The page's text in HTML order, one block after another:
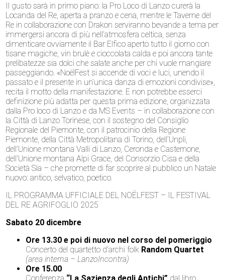
Il gusto sarà in primo piano: la Pro Loco di Lanzo curerà la
Locanda del Re, aperta a pranzo e cena, mentre le Taverne del
Re in collaborazione con Drakon serviranno bevande a tema per
immergersi ancora di più nell’atmosfera celtica, senza
dimenticare ovviamente il Bar Elfico aperto tutto il giorno con
tisane magiche, vin brulè e cioccolata calda e poi ancora tante
prelibatezze sia dolci che salate anche per chi vuole mangiare
passeggiando. «NoëlFest si accende di voci e luci, unendo il
passato e il presente in un’unica danza di emozioni condivise»,
recita il motto della manifestazione. E non potrebbe esserci
definizione più adatta per questa prima edizione, organizzata
dalla Pro loco di Lanzo e da MS Events – in collaborazione con
la Città di Lanzo Torinese, con il sostegno del Consiglio
Regionale del Piemonte, con il patrocinio della Regione
Piemonte, della Città Metropolitana di Torino, dell’Unpli,
dell’Unione montana Valli di Lanzo, Ceronda e Casternone,
dell’Unione montana Alpi Grace, del Consorzio Cisa e della
Società Sia – che promette di far scoprire al pubblico un Natale
nuovo: antico, selvatico, poetico.
IL PROGRAMMA UFFICIALE DEL NOËLFEST – IL FESTIVAL
DEL RE AGRIFOGLIO 2025
Sabato 20 dicembre
Ore 13.30 e poi di nuovo nel corso del pomeriggio
Concerto del quartetto d’archi folk Random Quartet
(area interna – LanzoIncontra)
Ore 15.00
Conferenza “La Sazienza degli Antichi” dal libro